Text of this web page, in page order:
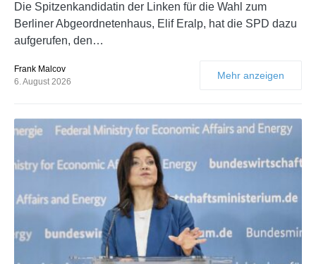
Die Spitzenkandidatin der Linken für die Wahl zum
Berliner Abgeordnetenhaus, Elif Eralp, hat die SPD dazu
aufgerufen, den…
Frank Malcov
6. August 2026
Mehr anzeigen